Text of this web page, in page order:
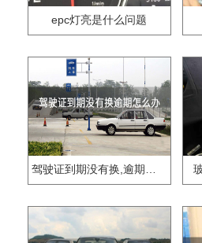
epc灯亮是什么问题
驾驶证到期没有换,逾期怎么办??